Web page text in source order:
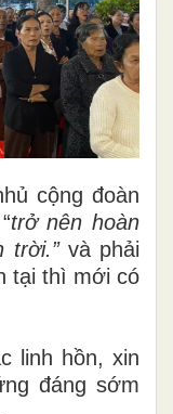
cộng đoàn
trở nên hoàn
trời.” và phải
tại thì mới có
linh hồn, xin
đáng sớm